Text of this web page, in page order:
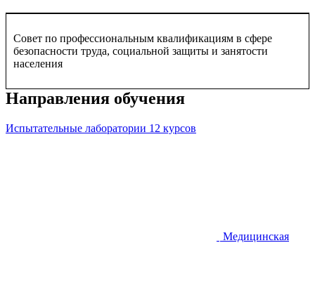
Совет по профессиональным квалификациям в сфере
безопасности труда, социальной защиты и занятости
населения
Направления обучения
Испытательные лаборатории 12 курсов
Медицинская